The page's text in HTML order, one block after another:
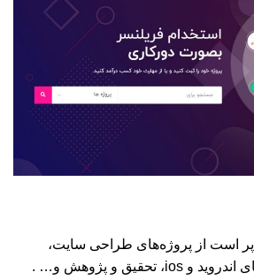
است از پروژه‌های طراحی سایت،
ترجمه، نوشتن برنامه‌های اندروید و ios، تحقیق و پژوهش و… .